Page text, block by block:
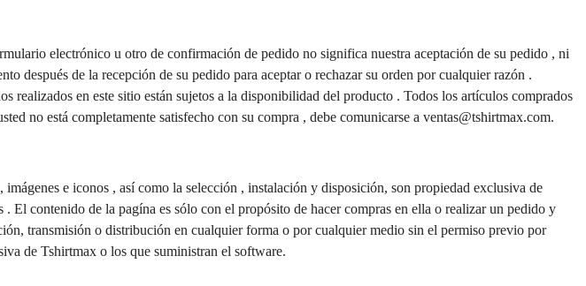
electrónico u otro de confirmación de pedido no significa nuestra aceptación de su pedido , ni
después de la recepción de su pedido para aceptar o rechazar su orden por cualquier razón .
en este sitio están sujetos a la disponibilidad del producto . Todos los artículos comprados
no está completamente satisfecho con su compra , debe comunicarse a ventas@tshirtmax.com.
e iconos , así como la selección , instalación y disposición, son propiedad exclusiva de
contenido de la pagína es sólo con el propósito de hacer compras en ella o realizar un pedido y
transmisión o distribución en cualquier forma o por cualquier medio sin el permiso previo por
de Tshirtmax o los que suministran el software.